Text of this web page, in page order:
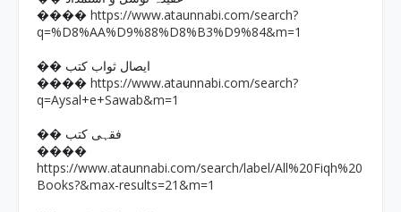
���� https://www.ataunnabi.com/search?
q=%D8%AA%D9%88%D8%B3%D9%84&m=1
�� ایصال ثواب کتب
���� https://www.ataunnabi.com/search?
q=Aysal+e+Sawab&m=1
�� فقہی کتب
����
https://www.ataunnabi.com/search/label/All%20Fiqh%20
Books?&max-results=21&m=1